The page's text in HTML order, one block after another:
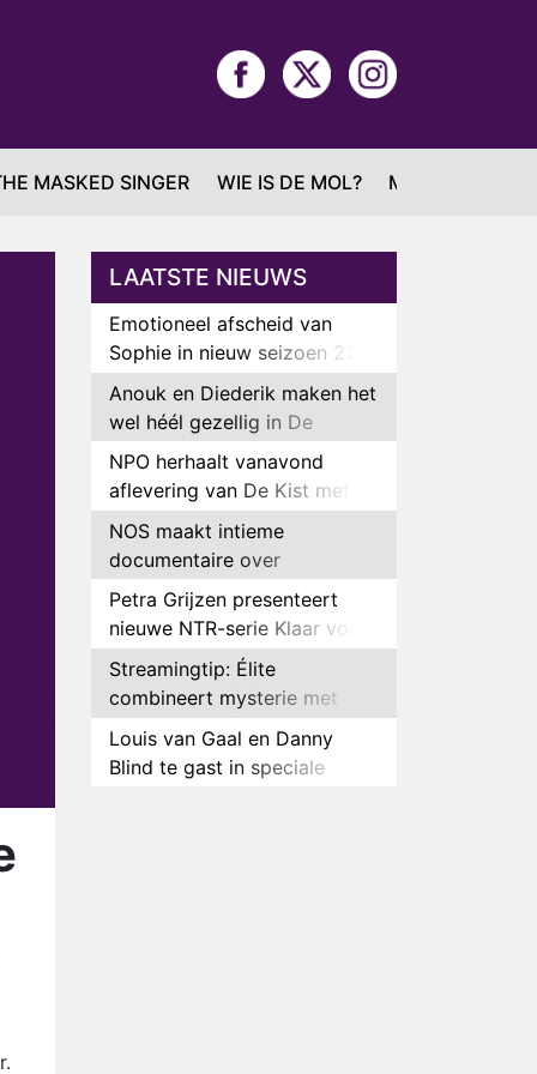
MASKED SINGER WIE IS DE MOL? MAFS
LAATSTE NIEUWS
Emotioneel afscheid van
Sophie in nieuw seizoen 22
Kids and Counting
Anouk en Diederik maken het
wel héél gezellig in De
Bondgenoten
NPO herhaalt vanavond
aflevering van De Kist met
Peter Faber
NOS maakt intieme
documentaire over
hockeyster Yibbi Jansen
Petra Grijzen presenteert
nieuwe NTR-serie Klaar voor
de oorlog
Streamingtip: Élite
combineert mysterie met
romantie
Louis van Gaal en Danny
Blind te gast in speciale